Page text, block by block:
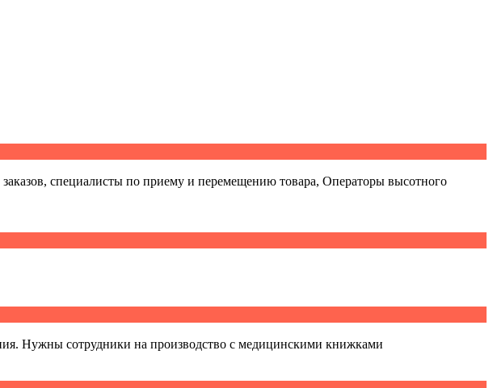
специалисты по приему и перемещению товара, Операторы высотного
Нужны сотрудники на производство с медицинскими книжками